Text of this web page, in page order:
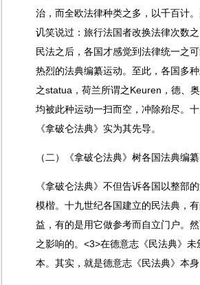
治，而全欧法律种类之多，以千百计
讥笑说过：旅行法国者改换法律次数
民法之后，各国才感觉到法律统一之
热烈的法典编纂运动。至此，各国多
之statua，荷兰所谓之Keuren，德、
均被此种运动一扫而空，冲除殆尽。
《拿破仑法典》实为其先导。
（二）《拿破仑法典》树各国法典编
《拿破仑法典》不但告诉各国以整部
模楷。十九世纪各国建立的民法典，
益，有的是用它做参考而自立门户。
之影响的。<3>在德意志《民法典》
本。其实，就是德意志《民法典》本